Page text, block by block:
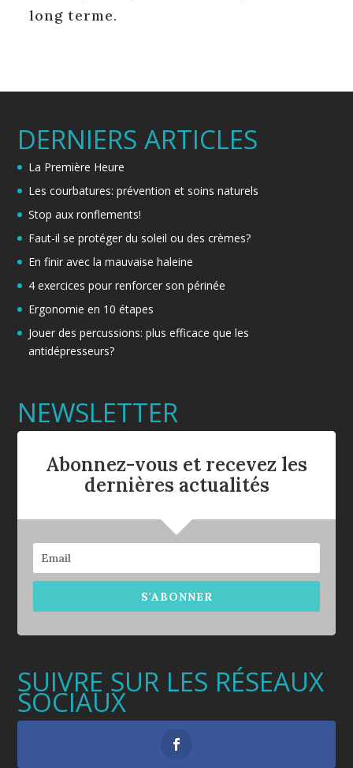
long terme.
DERNIERS ARTICLES
La Première Heure
Les courbatures: prévention et soins naturels
Stop aux ronflements!
Faut-il se protéger du soleil ou des crèmes?
En finir avec la mauvaise haleine
4 exercices pour renforcer son périnée
Ergonomie en 10 étapes
Jouer des percussions: plus efficace que les
antidépresseurs?
NEWSLETTER
Abonnez-vous et recevez les
dernières actualités
S'ABONNER
SUIVRE SUR LES RÉSEAUX
SOCIAUX